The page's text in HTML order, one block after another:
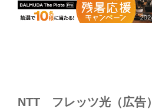
NTT フレッツ光（広告）